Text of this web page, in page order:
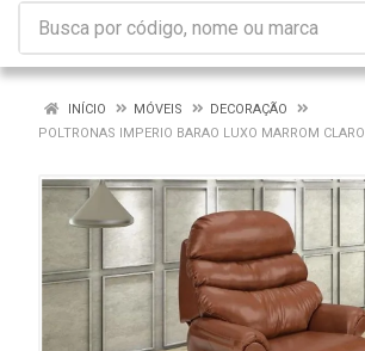
INÍCIO MÓVEIS
DECORAÇÃO
POLTRONAS IMPERIO BARAO LUXO MARROM CLARO